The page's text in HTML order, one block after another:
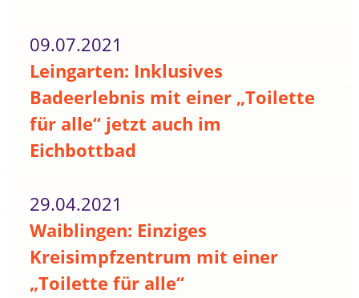
09.07.2021
Leingarten: Inklusives
Badeerlebnis mit einer „Toilette
für alle“ jetzt auch im
Eichbottbad
29.04.2021
Waiblingen: Einziges
Kreisimpfzentrum mit einer
„Toilette für alle“